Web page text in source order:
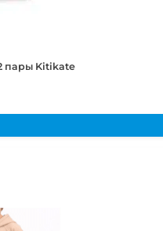
пары Kitikate